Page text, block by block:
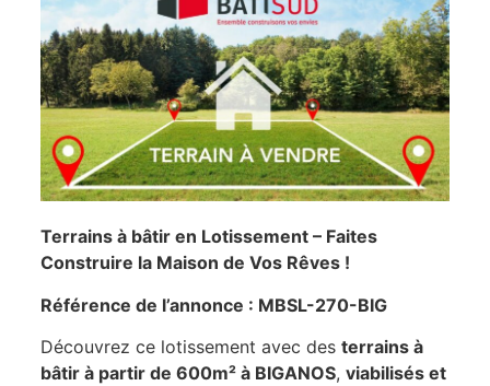
Terrains à bâtir en Lotissement – Faites
Construire la Maison de Vos Rêves !
Référence de l’annonce : MBSL-270-BIG
Découvrez ce lotissement avec des terrains à
bâtir à partir de 600m² à BIGANOS, viabilisés et